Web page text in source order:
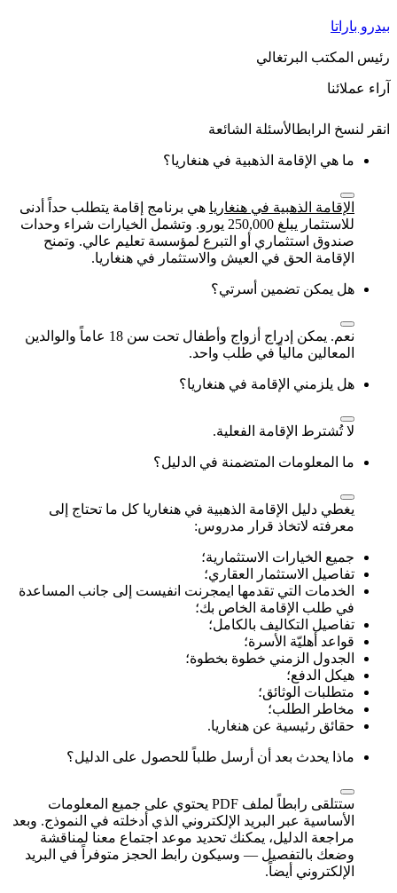
بيدرو باراتا
رئيس المكتب البرتغالي
آراء عملائنا
الأسئلة الشائعة
ما هي الإقامة الذهبية في هنغاريا؟
الإقامة الذهبية في هنغاريا هي برنامج إقامة يتطلب حداً أدنى
للاستثمار يبلغ 250,000 يورو. وتشمل الخيارات شراء وحدات
صندوق استثماري أو التبرع لمؤسسة تعليم عالي. وتمنح
الإقامة الحق في العيش والاستثمار في هنغاريا.
هل يمكن تضمين أسرتي؟
نعم. يمكن إدراج أزواج وأطفال تحت سن 18 عاماً والوالدين
المعالين مالياً في طلب واحد.
هل يلزمني الإقامة في هنغاريا؟
لا تُشترط الإقامة الفعلية.
ما المعلومات المتضمنة في الدليل؟
يغطي دليل الإقامة الذهبية في هنغاريا كل ما تحتاج إلى
معرفته لاتخاذ قرار مدروس:
جميع الخيارات الاستثمارية؛
تفاصيل الاستثمار العقاري؛
الخدمات التي تقدمها ايمجرنت انفيست إلى جانب المساعدة
في طلب الإقامة الخاص بك؛
تفاصيل التكاليف بالكامل؛
قواعد أهليّة الأسرة؛
الجدول الزمني خطوة بخطوة؛
هيكل الدفع؛
متطلبات الوثائق؛
مخاطر الطلب؛
حقائق رئيسية عن هنغاريا.
ماذا يحدث بعد أن أرسل طلباً للحصول على الدليل؟
ستتلقى رابطاً لملف PDF يحتوي على جميع المعلومات
الأساسية عبر البريد الإلكتروني الذي أدخلته في النموذج. وبعد
مراجعة الدليل، يمكنك تحديد موعد اجتماع معنا لمناقشة
وضعك بالتفصيل — وسيكون رابط الحجز متوفراً في البريد
الإلكتروني أيضاً.